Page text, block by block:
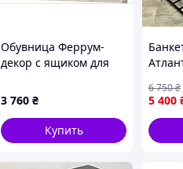
Обувница Феррум-
декор с ящиком для
ярусом, T65434AA98
3 760 ₴
Купить
белая
5 400
6 750₴